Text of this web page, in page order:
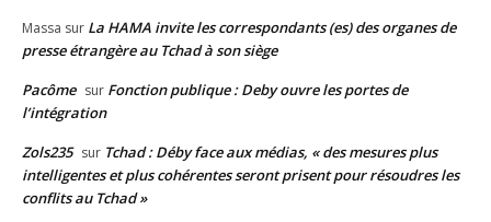
Massa sur La HAMA invite les correspondants (es) des organes de
presse étrangère au Tchad à son siège
Pacôme sur Fonction publique : Deby ouvre les portes de
l’intégration
Zols235 sur Tchad : Déby face aux médias, « des mesures plus
intelligentes et plus cohérentes seront prisent pour résoudres les
conflits au Tchad »